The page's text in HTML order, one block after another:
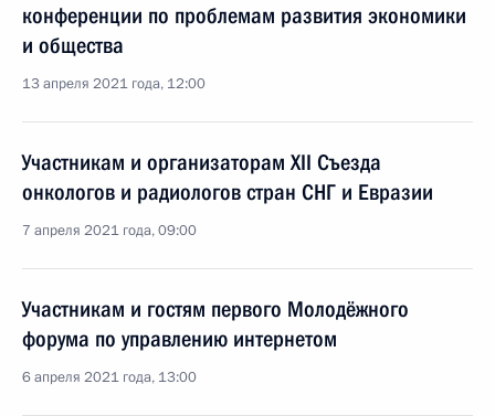
конференции по проблемам развития экономики
и общества
13 апреля 2021 года, 12:00
Участникам и организаторам XII Съезда
онкологов и радиологов стран СНГ и Евразии
7 апреля 2021 года, 09:00
Участникам и гостям первого Молодёжного
форума по управлению интернетом
6 апреля 2021 года, 13:00